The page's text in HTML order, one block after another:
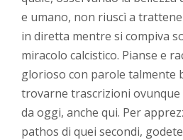
e umano, non riuscì a
in diretta mentre si compiva
miracolo calcistico. Pianse e
glorioso con parole talmente
trovarne trascrizioni ovunque
da oggi, anche qui. Per
pathos di quei secondi,